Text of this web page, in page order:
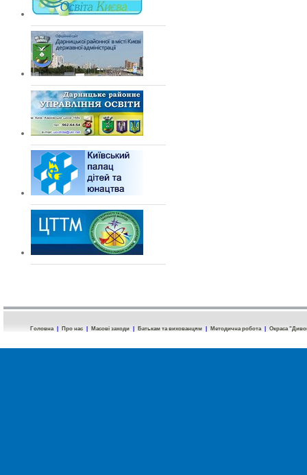
Головна Про нас Масові заходи Батькам та вихованцям Методична робота Окраса